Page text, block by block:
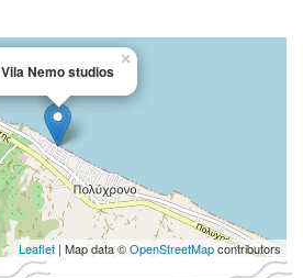
Vila Nemo studios
×
Leaflet | Map data ©OpenStreetMapcontributors